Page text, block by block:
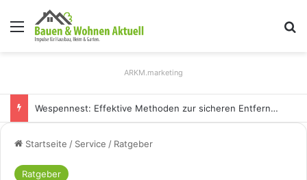
Menü
ARKM.marketing
Holz Pendelleuchten: Eleganz und Nachhaltigkeit für Ihr Zuhause
Startseite / Service / Ratgeber
Ratgeber